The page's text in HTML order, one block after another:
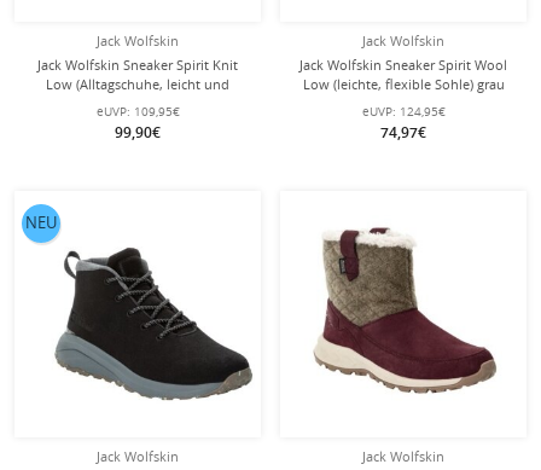
Jack Wolfskin
Jack Wolfskin Sneaker Spirit Knit
Low (Alltagschuhe, leicht und
flexible Sohle) sandbraun Damen
eUVP: 109,95€
99,90€
Jack Wolfskin
Jack Wolfskin Sneaker Spirit Wool
Low (leichte, flexible Sohle) grau
Damen
eUVP: 124,95€
74,97€
Jack Wolfskin
NEU
Jack Wolfskin